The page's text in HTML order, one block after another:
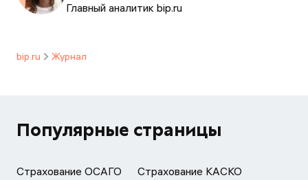
Главный аналитик bip.ru
bip.ru Журнал
Популярные страницы
Страхование ОСАГО Страхование КАСКО